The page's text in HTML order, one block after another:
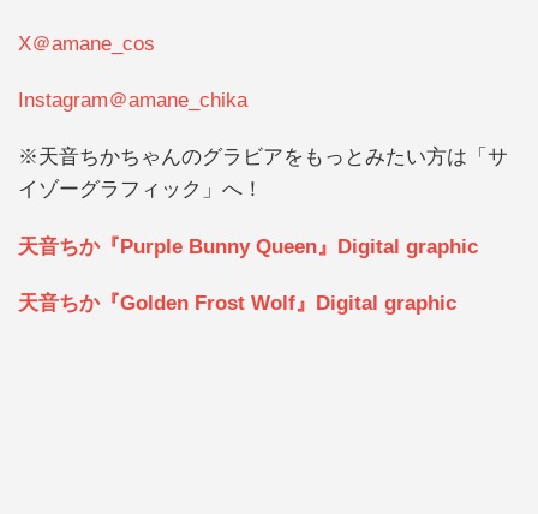
X＠amane_cos
Instagram＠amane_chika
※天音ちかちゃんのグラビアをもっとみたい方は「サ
イゾーグラフィック」へ！
天音ちか『Purple Bunny Queen』Digital graphic
天音ちか『Golden Frost Wolf』Digital graphic